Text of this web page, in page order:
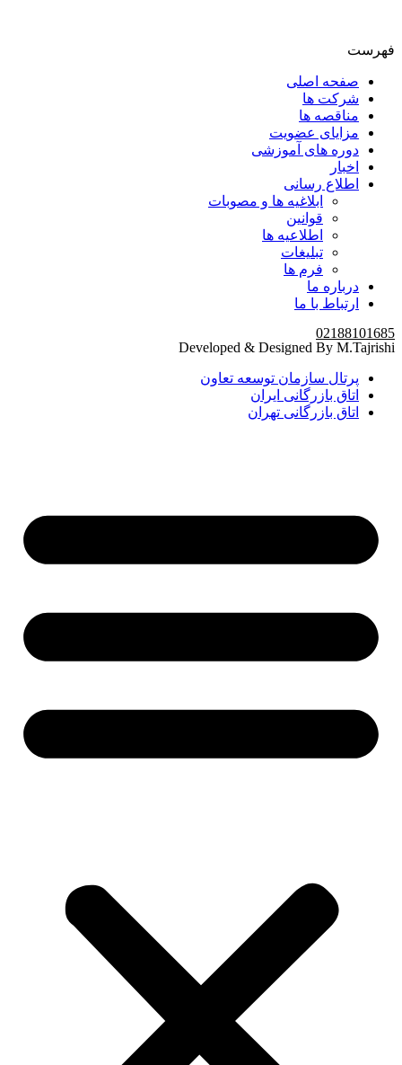
فهرست
صفحه اصلی
شرکت ها
مناقصه ها
مزایای عضویت
دوره های آموزشی
اخبار
اطلاع رسانی
ابلاغیه ها و مصوبات
قوانین
اطلاعیه ها
تبلیغات
فرم ها
درباره ما
ارتباط با ما
02188101685
Developed & Designed By M.Tajrishi
پرتال سازمان توسعه تعاون
اتاق بازرگانی ایران
اتاق بازرگانی تهران